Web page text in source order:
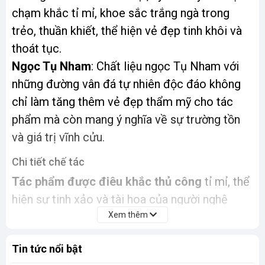
chạm khắc tỉ mỉ, khoe sắc trắng ngà trong
trẻo, thuần khiết, thể hiện vẻ đẹp tinh khôi và
thoát tục.
Ngọc Tụ Nham: Chất liệu ngọc Tụ Nham với
những đường vân đá tự nhiên độc đáo không
chỉ làm tăng thêm vẻ đẹp thẩm mỹ cho tác
phẩm mà còn mang ý nghĩa về sự trường tồn
và giá trị vĩnh cửu.
Chi tiết chế tác
Tác phẩm được điêu khắc thủ công tỉ mỉ, thể
hiện sự tinh xảo và tài hoa của người nghệ
thước ấn tượng, phù hợp để trưng bày trong
Xem thêm
Tin tức nổi bật